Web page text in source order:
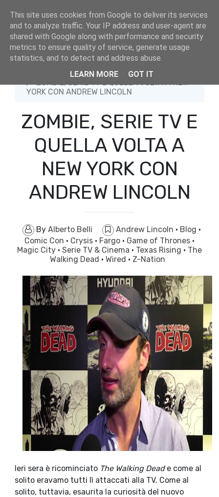
Andrew Lincoln
ZOMBIE, SERIE TV E QUELLA VOLTA A NEW
YORK CON ANDREW LINCOLN
ZOMBIE, SERIE TV E
QUELLA VOLTA A
NEW YORK CON
ANDREW LINCOLN
By Alberto Belli Andrew Lincoln · Blog ·
Comic Con · Crysis · Fargo · Game of Thrones ·
Magic City · Serie TV & Cinema · Texas Rising · The
Walking Dead · Wired · Z-Nation
Ieri sera è ricominciato The Walking Deade come al
solito eravamo tutti lì attaccati alla TV. Come al
solito, tuttavia, esaurita la curiosità del nuovo
This site uses cookies from Google to deliver its services
and to analyze traffic. Your IP address and user-agent are
shared with Google along with performance and security
metrics to ensure quality of service, generate usage
statistics, and to detect and address abuse.
LEARN MORE
GOT IT